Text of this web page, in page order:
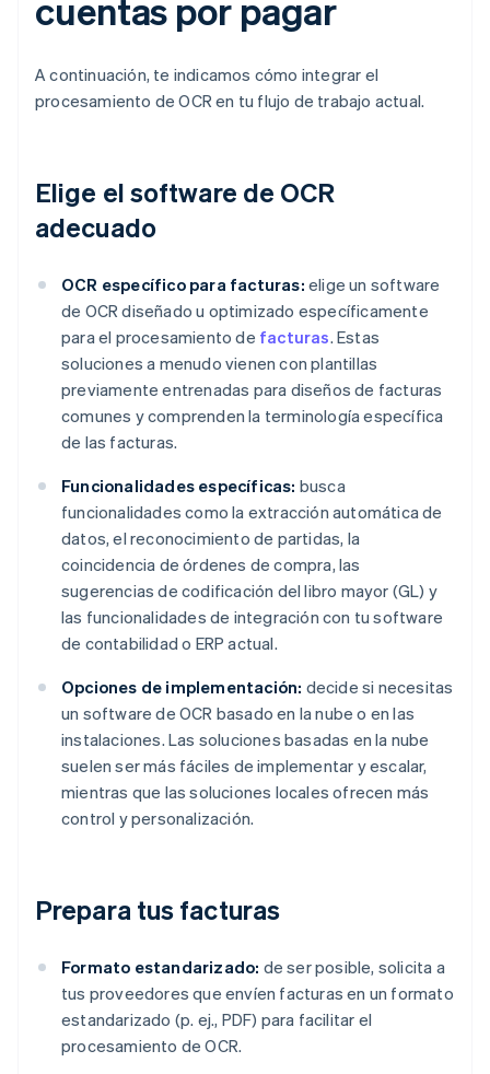
cuentas por pagar
A continuación, te indicamos cómo integrar el
procesamiento de OCR en tu flujo de trabajo actual.
Elige el software de OCR
adecuado
OCR específico para facturas: elige un software
de OCR diseñado u optimizado específicamente
para el procesamiento de facturas. Estas
soluciones a menudo vienen con plantillas
previamente entrenadas para diseños de facturas
comunes y comprenden la terminología específica
de las facturas.
Funcionalidades específicas: busca
funcionalidades como la extracción automática de
datos, el reconocimiento de partidas, la
coincidencia de órdenes de compra, las
sugerencias de codificación del libro mayor (GL) y
las funcionalidades de integración con tu software
de contabilidad o ERP actual.
Opciones de implementación: decide si necesitas
un software de OCR basado en la nube o en las
instalaciones. Las soluciones basadas en la nube
suelen ser más fáciles de implementar y escalar,
mientras que las soluciones locales ofrecen más
control y personalización.
Prepara tus facturas
Formato estandarizado: de ser posible, solicita a
tus proveedores que envíen facturas en un formato
estandarizado (p. ej., PDF) para facilitar el
procesamiento de OCR.